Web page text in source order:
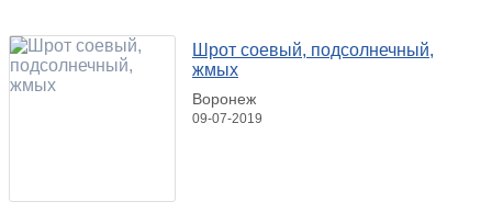
Шрот соевый, подсолнечный,
жмых
Воронеж
09-07-2019